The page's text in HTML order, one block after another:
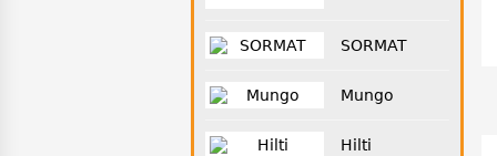
SORMAT
Mungo
Hilti